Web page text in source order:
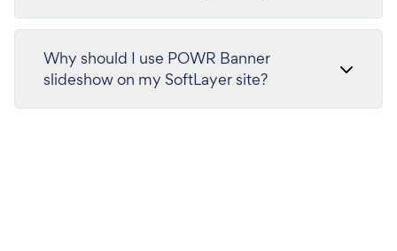
Why should I use POWR Banner
slideshow on my SoftLayer site?